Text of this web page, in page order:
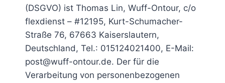
(DSGVO) ist Thomas Lin, Wuff-Ontour, c/o
flexdienst – #12195, Kurt-Schumacher-
Straße 76, 67663 Kaiserslautern,
Deutschland, Tel.: 015124021400, E-Mail:
post@wuff-ontour.de. Der für die
Verarbeitung von personenbezogenen